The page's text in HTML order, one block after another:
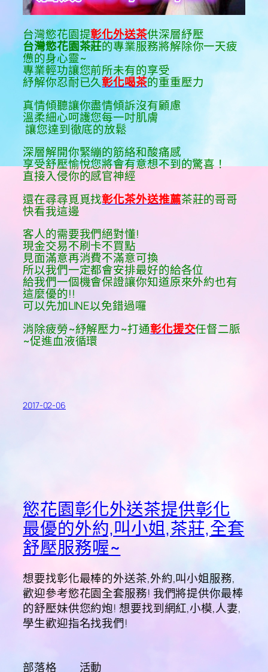
台灣慾花園提彰化外送茶供深層紓壓
台灣慾花園茶莊的專業服務將解除你一天疲
憊的身心靈~
專業輕功讓您前所未有的享受
紓解你忍耐已久彰化喝茶的重重壓力
真情傾聽讓你盡情傾訴沒有顧慮
溫柔細心呵護您每一吋肌膚
讓您達到徹底的放鬆
深層解開你緊繃的筋絡和酸痛感
享受舒壓愉悅您將會有意想不到的驚喜！
直接入侵你的感官神經
還在尋尋覓覓找彰化茶外送推薦茶莊的哥哥
快看我這邊
客人的需要我們絕對懂!
現金交易不刷卡不買點
見面滿意再消費不滿意可換
所以我們一定都會安排最好的給各位
給我們一個機會保證讓你知道原來外約也有
這麼優的!!
可以先加LINE以免錯過囉
消除疲勞~紓解壓力~打通彰化援交任督二脈
~促進血液循環
2017-02-06
慾花園彰化外送茶提供彰化
最優的外約,叫小姐,茶莊,全套
舒壓服務喔~
想要找彰化最棒的外送茶,外約,叫小姐服務,
歡迎參考慾花園全套服務! 我們將提供你最棒
的舒壓妹供您約炮! 想要找到網紅,小模,人妻,
學生歡迎指名找我們!
部落格 活動